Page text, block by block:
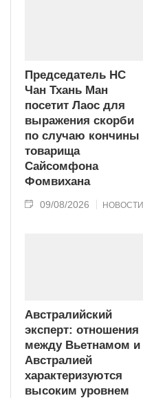
Председатель НС
Чан Тхань Ман
посетит Лаос для
выражения скорби
по случаю кончины
товарища
Сайсомфона
Фомвихана
09/08/2026 НОВОСТИ
Австралийский
эксперт: отношения
между Вьетнамом и
Австралией
характеризуются
высоким уровнем